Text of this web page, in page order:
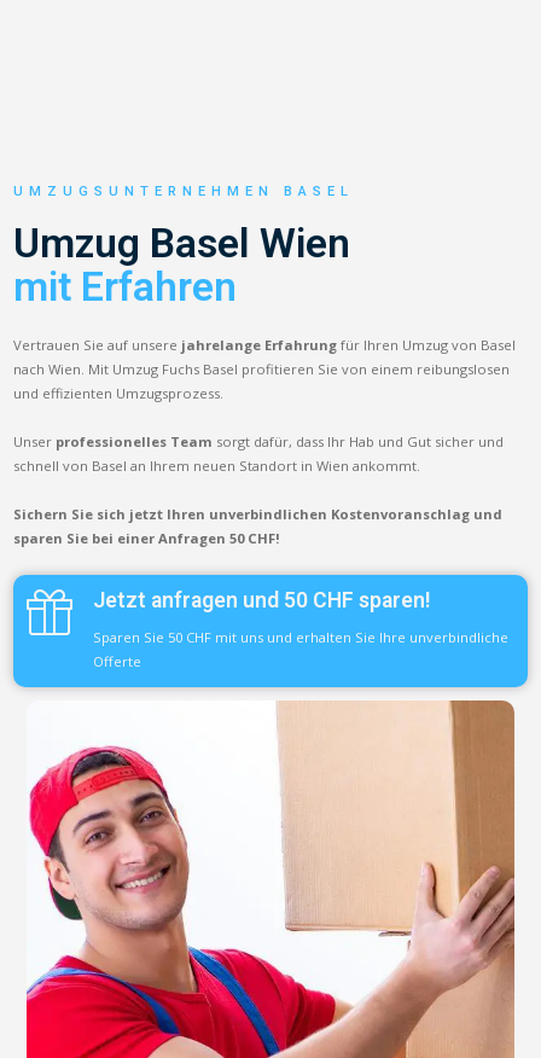
UMZUGSUNTERNEHMEN BASEL
Umzug Basel Wien
mit Erfahren
Vertrauen Sie auf unsere jahrelange Erfahrung für Ihren Umzug von Basel
nach Wien. Mit Umzug Fuchs Basel profitieren Sie von einem reibungslosen
und effizienten Umzugsprozess.
Unser professionelles Team sorgt dafür, dass Ihr Hab und Gut sicher und
schnell von Basel an Ihrem neuen Standort in Wien ankommt.
Sichern Sie sich jetzt Ihren unverbindlichen Kostenvoranschlag und
sparen Sie bei einer Anfragen 50 CHF!
Jetzt anfragen und 50 CHF sparen!
Sparen Sie 50 CHF mit uns und erhalten Sie Ihre unverbindliche
Offerte